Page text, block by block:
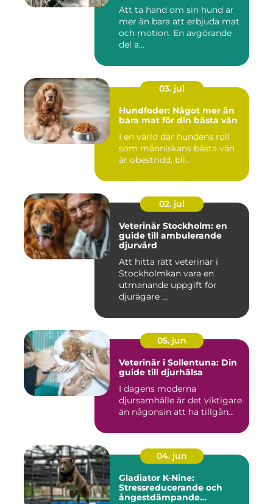
Att ta hand om sin hund är
mer än bara att erbjuda mat
och motion. En avgörande
del a...
03. jul
Hundfoder: Något mer än
bara mat för din bästa vän
I en värld där hundens roll
som människans bästa vän
är obestridd, bli...
02. jul
Veterinär Stockholm: en
guide till ambulerande
djurvård
Att hitta rätt veterinär i
Stockholmkan vara en
utmanande uppgift för
djurägare ...
05. jun
Veterinär i Sollentuna: Din
guide till djurhälsa
I dagens moderna
djursamhälle är det viktigare
än någonsin att ha tillgån...
04. jun
Gladiator K-Nine:
Stressreducerande och
ångestdämpande